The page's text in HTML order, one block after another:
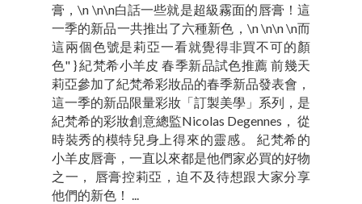
膏，\n \n\n白話一些就是超級霧面的唇膏！這
一季的新品一共推出了六種新色，\n \n\n \n而
這兩個色號是莉亞一看就覺得非買不可的顏
色" } 紀梵希小羊皮 春季新品試色推薦 前幾天
莉亞參加了紀梵希彩妝品的春季新品發表會，
這一季的新品限量彩妝「訂製美學」系列，是
紀梵希的彩妝創意總監Nicolas Degennes， 從
時裝秀的模特兒身上得來的靈感。 紀梵希的
小羊皮唇膏，一直以來都是他們家必買的好物
之一， 唇膏控莉亞，迫不及待想跟大家分享
他們的新色！ ...